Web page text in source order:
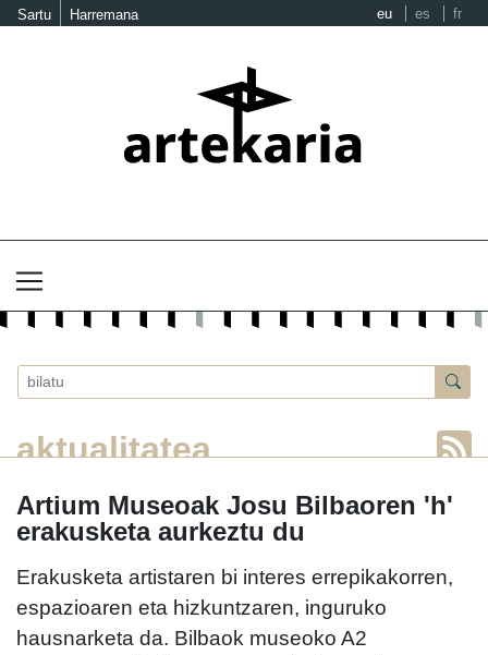
Sartu Harremana eu es fr
aktualitatea
Artium Museoak Josu Bilbaoren 'h'
erakusketa aurkeztu du
Erakusketa artistaren bi interes errepikakorren,
espazioaren eta hizkuntzaren, inguruko
hausnarketa da. Bilbaok museoko A2